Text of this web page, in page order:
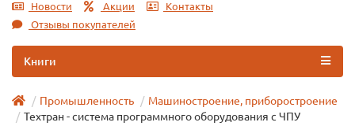
Новости Акции
Контакты
Отзывы покупателей
Книги
Промышленность
Машиностроение, приборостроение
Техтран - система программного оборудования с ЧПУ